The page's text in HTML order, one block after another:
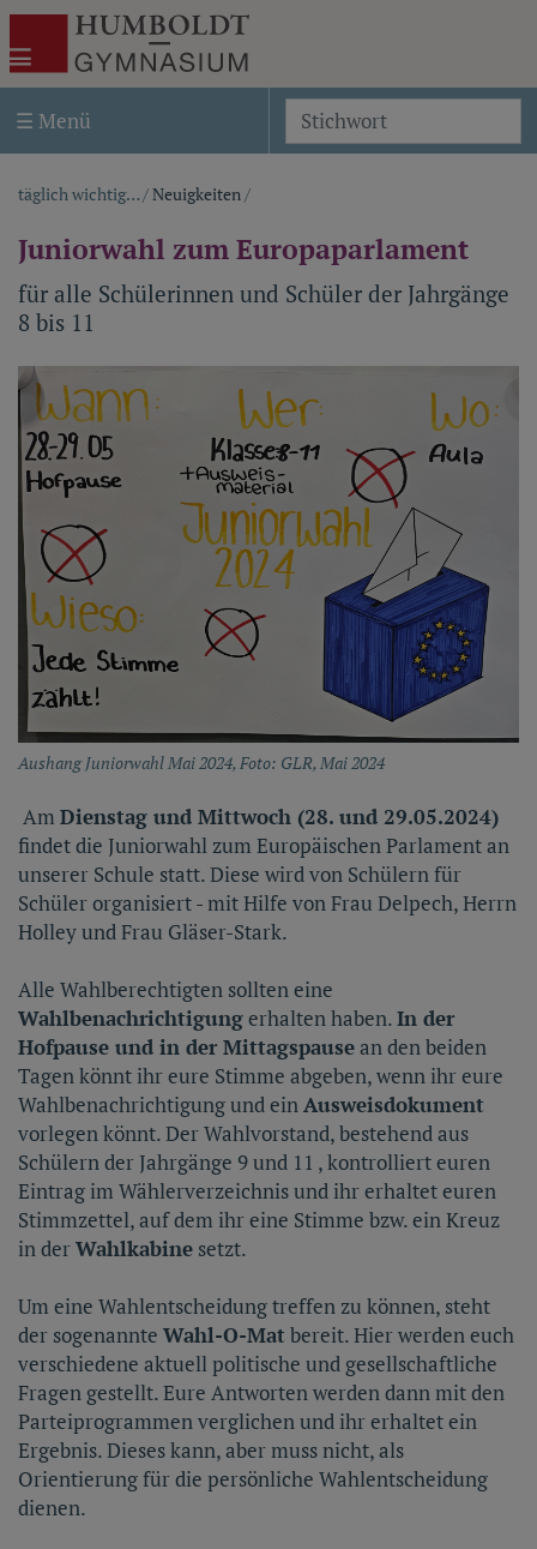
Humboldt-Gymnasium Weimar
Akira Template Two
☰ Menü
täglich wichtig…/Neuigkeiten/
Juniorwahl zum Europaparlament
für alle Schülerinnen und Schüler der Jahrgänge
8 bis 11
Aushang Juniorwahl Mai 2024, Foto: GLR, Mai 2024
Am Dienstag und Mittwoch (28. und 29.05.2024)
findet die Juniorwahl zum Europäischen Parlament an
unserer Schule statt. Diese wird von Schülern für
Schüler organisiert - mit Hilfe von Frau Delpech, Herrn
Holley und Frau Gläser-Stark.
Alle Wahlberechtigten sollten eine
Wahlbenachrichtigungerhalten haben.In der
Hofpause und in der Mittagspausean den beiden
Tagen könnt ihr eure Stimme abgeben, wenn ihr eure
Wahlbenachrichtigung und ein Ausweisdokument
vorlegen könnt. Der Wahlvorstand, bestehend aus
Schülern der Jahrgänge 9 und 11 , kontrolliert euren
Eintrag im Wählerverzeichnis und ihr erhaltet euren
Stimmzettel, auf dem ihr eine Stimme bzw. ein Kreuz
in derWahlkabine setzt.
Um eine Wahlentscheidung treffen zu können, steht
der sogenannte Wahl-O-Matbereit. Hier werden euch
verschiedene aktuell politische und gesellschaftliche
Fragen gestellt. Eure Antworten werden dann mit den
Parteiprogrammen verglichen und ihr erhaltet ein
Ergebnis. Dieses kann, aber muss nicht, als
Orientierung für die persönliche Wahlentscheidung
dienen.